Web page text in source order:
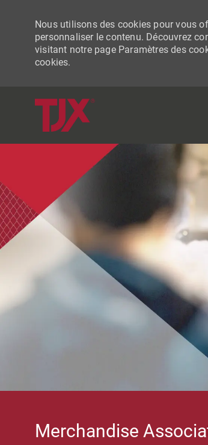
Nous utilisons des cookies pour vous
personnaliser le contenu. Découvrez
visitant notre page Paramètres des
cookies.
Merchandise